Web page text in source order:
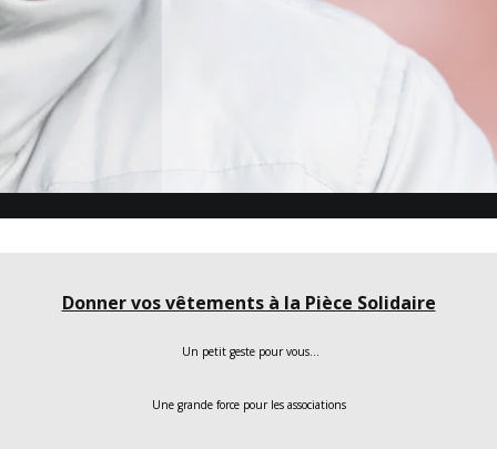
Donner vos vêtements à la Pièce Solidaire
Un petit geste pour vous…
Une grande force pour les associations